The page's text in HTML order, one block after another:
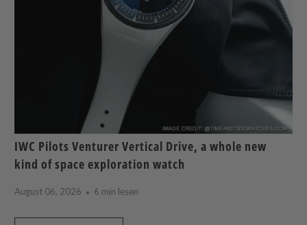
IWC Pilots Venturer Vertical Drive, a whole new
kind of space exploration watch
August 06, 2026 6 min lesen